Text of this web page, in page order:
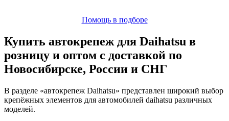
Помощь в подборе
Купить автокрепеж для Daihatsu в
розницу и оптом с доставкой по
Новосибирске, России и СНГ
В разделе «автокрепеж Daihatsu» представлен широкий выбор
крепёжных элементов для автомобилей daihatsu различных
моделей.